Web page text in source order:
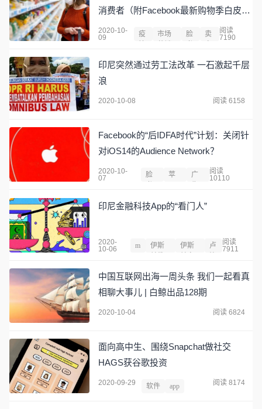
消费者（附Facebook最新购物季白皮
书）
2020-10-
09
疫
市场
脸
卖
阅读
7190
印尼突然通过劳工法改革 一石激起千层
浪
2020-10-08 阅读 6158
Facebook的“后IDFA时代”计划：关闭针
对iOS14的Audience Network？
2020-10-
07
脸
苹
广
阅读
10110
印尼金融科技App的“看门人”
2020-
10-06
m
伊斯
伊斯
卢
阅读
7911
中国互联网出海一周头条 我们一起看真
相聊大事儿 | 白鲸出品128期
2020-10-04 阅读 6824
面向高中生、围绕Snapchat做社交
HAGS获谷歌投资
2020-09-29 软件 app 阅读 8174